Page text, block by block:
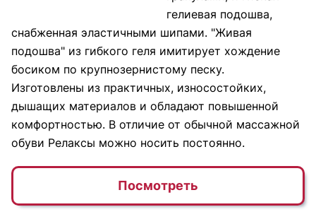
гелиевая подошва,
снабженная эластичными шипами. "Живая
подошва" из гибкого геля имитирует хождение
босиком по крупнозернистому песку.
Изготовлены из практичных, износостойких,
дышащих материалов и обладают повышенной
комфортностью. В отличие от обычной массажной
обуви Релаксы можно носить постоянно.
Посмотреть